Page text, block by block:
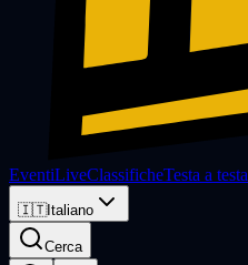
EventiLiveClassificheTesta a testa
🇮🇹Italiano
Cerca